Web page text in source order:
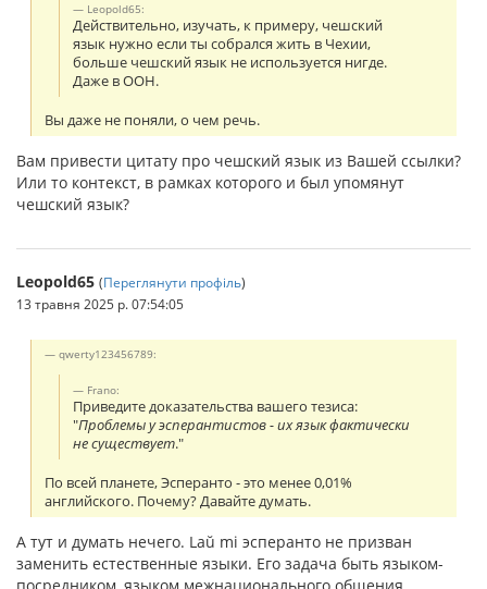
Leopold65:
Действительно, изучать, к примеру, чешский
язык нужно если ты собрался жить в Чехии,
больше чешский язык не используется нигде.
Даже в ООН.
Вы даже не поняли, о чем речь.
Вам привести цитату про чешский язык из Вашей ссылки?
Или то контекст, в рамках которого и был упомянут
чешский язык?
Leopold65 (Переглянути профіль)
13 травня 2025 р. 07:54:05
qwerty123456789:
Frano:
Приведите доказательства вашего тезиса:
"Проблемы у эсперантистов - их язык фактически
не существует."
По всей планете, Эсперанто - это менее 0,01%
английского. Почему? Давайте думать.
А тут и думать нечего. Laŭ mi эсперанто не призван
заменить естественные языки. Его задача быть языком-
посредником, языком межнационального общения,